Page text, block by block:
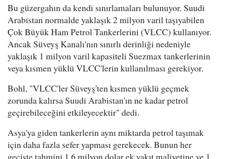
Bu güzergahın da kendi sınırlamaları bulunuyor. Suudi
Arabistan normalde yaklaşık 2 milyon varil taşıyabilen
Çok Büyük Ham Petrol Tankerlerini (VLCC) kullanıyor.
Ancak Süveyş Kanalı'nın sınırlı derinliği nedeniyle
yaklaşık 1 milyon varil kapasiteli Suezmax tankerlerinin
veya kısmen yüklü VLCC'lerin kullanılması gerekiyor.
Bohl, "VLCC'ler Süveyş'ten kısmen yüklü geçmek
zorunda kalırsa Suudi Arabistan'ın ne kadar petrol
geçirebileceğini etkileyecektir" dedi.
Asya'ya giden tankerlerin aynı miktarda petrol taşımak
için daha fazla sefer yapması gerekecek. Bunun her